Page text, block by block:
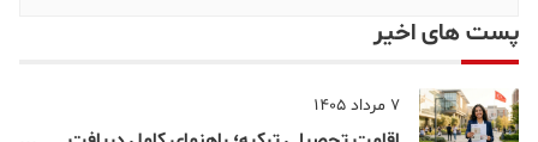
تلفن همراه